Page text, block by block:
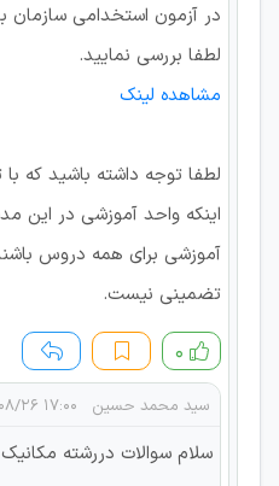
در آزمون استخدامی سازمان
لطفا بررسی نمایید.
مشاهده لینک
لطفا توجه داشته باشید که
اینکه واحد آموزشی در این
آموزشی برای همه دروس
تضمینی نیست.
۰
سید محمد حسین ۱۷:۰۰ ۱۴۰۴/۰۸/۲۶
سلام سوالات دررشته